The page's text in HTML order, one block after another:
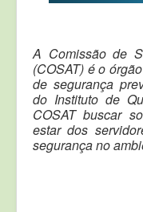
A Comissão de
(COSAT) é o
de segurança
do Instituto de
COSAT buscar
estar dos
segurança no